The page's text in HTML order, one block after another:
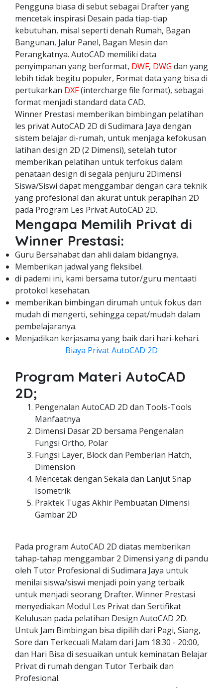
Pengguna biasa di sebut sebagai Drafter yang
mencetak inspirasi Desain pada tiap-tiap
kebutuhan, misal seperti denah Rumah, Bagan
Bangunan, Jalur Panel, Bagan Mesin dan
Perangkatnya. AutoCAD memiliki data
penyimpanan yang berformat, DWF, DWG dan yang
lebih tidak begitu populer, Format data yang bisa di
pertukarkan DXF(intercharge file format), sebagai
format menjadi standard data CAD.
Winner Prestasi memberikan bimbingan pelatihan
les privat AutoCAD 2D di Sudimara Jaya dengan
sistem belajar di-rumah, untuk menjaga kefokusan
latihan design 2D (2 Dimensi), setelah tutor
memberikan pelatihan untuk terfokus dalam
penataan design di segala penjuru 2Dimensi
Siswa/Siswi dapat menggambar dengan cara teknik
yang profesional dan akurat untuk perapihan 2D
pada Program Les Privat AutoCAD 2D.
Mengapa Memilih Privat di
Winner Prestasi:
Guru Bersahabat dan ahli dalam bidangnya.
Memberikan jadwal yang fleksibel.
di pademi ini, kami bersama tutor/guru mentaati
protokol kesehatan.
memberikan bimbingan dirumah untuk fokus dan
mudah di mengerti, sehingga cepat/mudah dalam
pembelajaranya.
Menjadikan kerjasama yang baik dari hari-kehari.
Biaya Privat AutoCAD 2D
Program Materi AutoCAD
2D;
Pengenalan AutoCAD 2D dan Tools-Tools
Manfaatnya
Dimensi Dasar 2D bersama Pengenalan
Fungsi Ortho, Polar
Fungsi Layer, Block dan Pemberian Hatch,
Dimension
Mencetak dengan Sekala dan Lanjut Snap
Isometrik
Praktek Tugas Akhir Pembuatan Dimensi
Gambar 2D
Pada program AutoCAD 2D diatas memberikan
tahap-tahap menggambar 2 Dimensi yang di pandu
oleh Tutor Profesional di Sudimara Jaya untuk
menilai siswa/siswi menjadi poin yang terbaik
untuk menjadi seorang Drafter. Winner Prestasi
menyediakan Modul Les Privat dan Sertifikat
Kelulusan pada pelatihan Design AutoCAD 2D.
Untuk Jam Bimbingan bisa dipilih dari Pagi, Siang,
Sore dan Terkecuali Malam dari Jam 18:30 - 20:00,
dan Hari Bisa di sesuaikan untuk keminatan Belajar
Privat di rumah dengan Tutor Terbaik dan
Profesional.